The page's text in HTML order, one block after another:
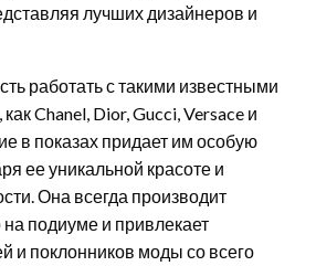
лучших дизайнеров и
работать с такими известными
Chanel, Dior, Gucci, Versace и
в показах придает им особую
ее уникальной красоте и
Она всегда производит
подиуме и привлекает
и поклонников моды со всего